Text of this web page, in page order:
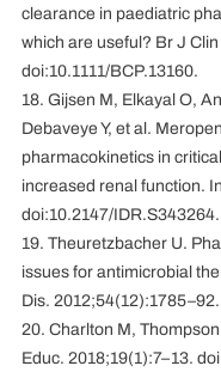
clearance in paediatric
which are useful? Br J
doi:10.1111/BCP.13160.
18. Gijsen M, Elkayal O,
Debaveye Y, et al.
pharmacokinetics in
increased renal function.
doi:10.2147/IDR.S343264.
19. Theuretzbacher U.
issues for antimicrobial
Dis.
20. Charlton M,
Educ. 2018;19(1):7–13.